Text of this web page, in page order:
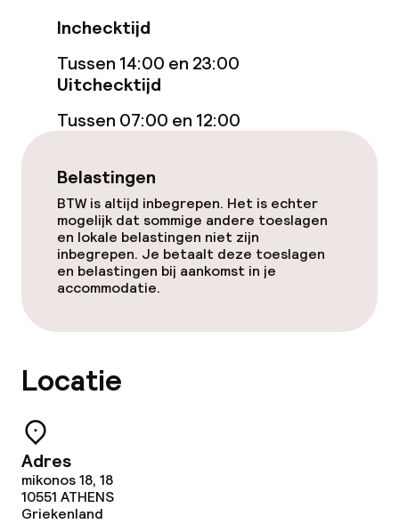
Schoonmaakvoorzieningen
Wasfaciliteiten (wasmachine)
Beleid
Overal rookvrij
Inchecktijd
Tussen 14:00 en 23:00
Uitchecktijd
Tussen 07:00 en 12:00
Belastingen
BTW is altijd inbegrepen. Het is echter
mogelijk dat sommige andere toeslagen
en lokale belastingen niet zijn
inbegrepen. Je betaalt deze toeslagen
en belastingen bij aankomst in je
accommodatie.
Locatie
Adres
mikonos 18, 18
10551 ATHENS
Griekenland